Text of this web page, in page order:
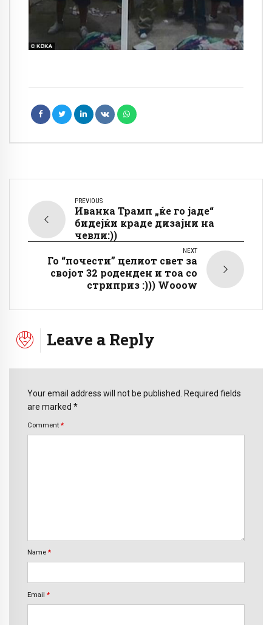
PREVIOUS
Иванка Трамп „ќе го јаде“
бидејќи краде дизајни на
чевли:))
NEXT
Го “почести” целиот свет за
својот 32 роденден и тоа со
стриприз :))) Wooow
Leave a Reply
Your email address will not be published. Required fields
are marked *
Comment *
Name *
Email *